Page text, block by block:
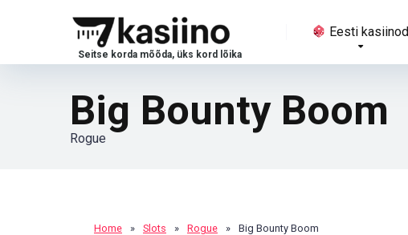
Eesti kasiinod
Big Bounty Boom
Rogue
Home » Slots » Rogue » Big Bounty Boom